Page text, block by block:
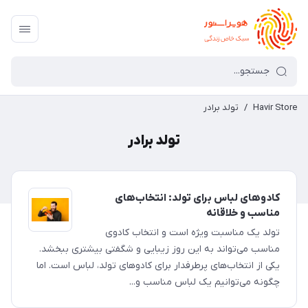
Havir Store
/ تولد برادر
تولد برادر
کادوهای لباس برای تولد: انتخاب‌های
مناسب و خلاقانه
تولد یک مناسبت ویژه است و انتخاب کادوی
مناسب می‌تواند به این روز زیبایی و شگفتی بیشتری ببخشد.
یکی از انتخاب‌های پرطرفدار برای کادوهای تولد، لباس است. اما
چگونه می‌توانیم یک لباس مناسب و...